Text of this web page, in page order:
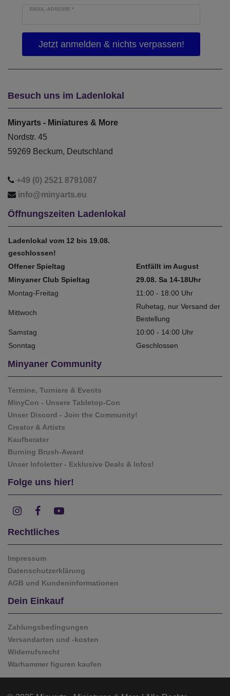
EMAIL-ADRESSE*
Besuch uns im Ladenlokal
Minyarts - Miniatures & More
Nordstr. 45
59269 Beckum, Deutschland
+49 (0) 2521 8791087
info@minyarts.eu
Öffnungszeiten Ladenlokal
Ladenlokal vom 12 bis 19.08.
geschlossen!
Offener Spieltag
Entfällt im August
Minyaner Club Spieltag
29.08. Sa 14-18Uhr
Montag-Freitag
11:00 - 18:00 Uhr
Mittwoch
Ruhetag, nur Versand der
Bestellung
Samstag
10:00 - 14:00 Uhr
Sonntag
Geschlossen
Minyaner Community
Termine, Turniere & Events
MinyCon - Unsere Tabletop-Con
Unser Discord - Join the Community!
Creator & Artists
Kaufberater
Burning Brush-Award
Unser Infoletter - Exklusive Deals & Infos!
Folge uns hier!
Rechtliches
Impressum
Datenschutzerklärung
AGB und Kundeninformationen
Dein Einkauf
Zahlungsbedingungen
Versandarten und -kosten
Widerrufsrecht
Warhammer figuren kaufen